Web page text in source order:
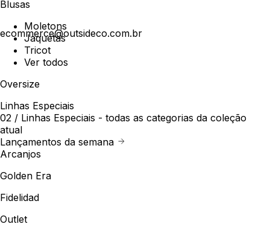
ecommerce@outsideco.com.br
Blusas
Moletons
Jaquetas
Tricot
Ver todos
Oversize
Linhas Especiais
02 / Linhas Especiais - todas as categorias da coleção
atual
Lançamentos da semana
Arcanjos
Golden Era
Fidelidad
Outlet